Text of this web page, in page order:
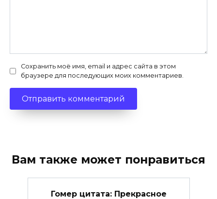
Сохранить моё имя, email и адрес сайта в этом
браузере для последующих моих комментариев.
Вам также может понравиться
Гомер цитата: Прекрасное